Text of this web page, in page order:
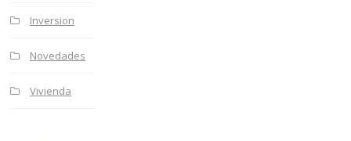
Inversion
Novedades
Vivienda